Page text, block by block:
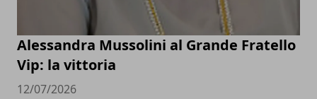
Alessandra Mussolini al Grande Fratello
Vip: la vittoria
12/07/2026